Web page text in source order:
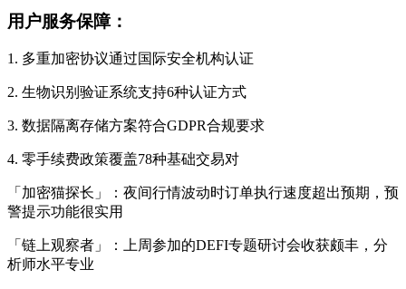
用户服务保障：
1. 多重加密协议通过国际安全机构认证
2. 生物识别验证系统支持6种认证方式
3. 数据隔离存储方案符合GDPR合规要求
4. 零手续费政策覆盖78种基础交易对
「加密猫探长」：夜间行情波动时订单执行速度超出预期，预
警提示功能很实用
「链上观察者」：上周参加的DEFI专题研讨会收获颇丰，分
析师水平专业